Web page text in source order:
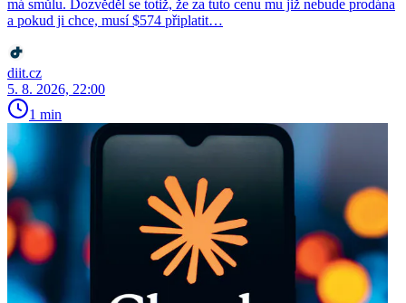
má smůlu. Dozvěděl se totiž, že za tuto cenu mu již nebude prodána
a pokud ji chce, musí $574 připlatit…
diit.cz
5. 8. 2026, 22:00
1 min